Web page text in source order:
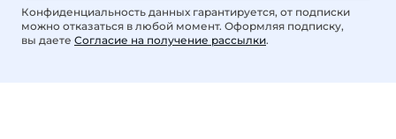
Конфиденциальность данных гарантируется, от подписки
можно отказаться в любой момент. Оформляя подписку,
вы даете Согласие на получение рассылки.